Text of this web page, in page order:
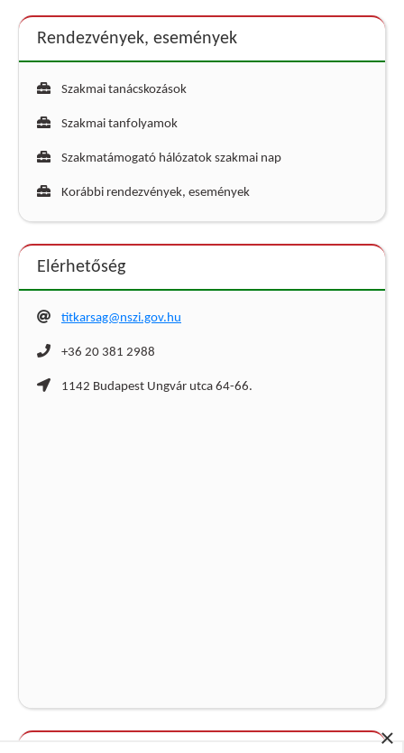
×
Rendezvények, események
Szakmai tanácskozások
Szakmai tanfolyamok
Szakmatámogató hálózatok szakmai nap
Korábbi rendezvények, események
Elérhetőség
titkarsag@nszi.gov.hu
+36 20 381 2988
1142 Budapest Ungvár utca 64-66.